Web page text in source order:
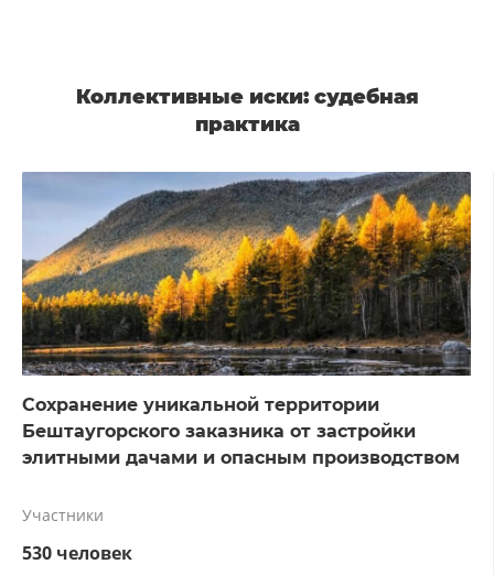
Коллективные иски: судебная
практика
Сохранение уникальной территории
Бештаугорского заказника от застройки
элитными дачами и опасным производством
Участники
530 человек